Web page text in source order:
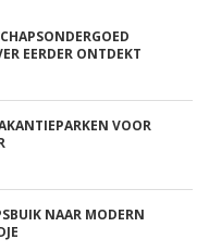
EERDER ONTDEKT
VOOR
NAAR MODERN